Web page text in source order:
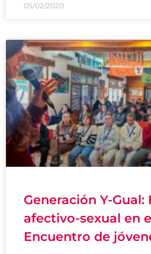
05/02/2020
Generación Y-Gual:
afectivo-sexual en
Encuentro de